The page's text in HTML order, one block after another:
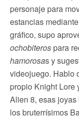
personaje para
estancias
gráfico, supo
ochobiteros para
hamorosas y
videojuego. Hablo
propio Knight Lore
Alien 8, esas
los bruterrísimos